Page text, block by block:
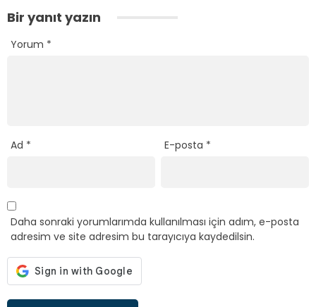
Bir yanıt yazın
Yorum *
Ad * E-posta *
Daha sonraki yorumlarımda kullanılması için adım, e-posta
adresim ve site adresim bu tarayıcıya kaydedilsin.